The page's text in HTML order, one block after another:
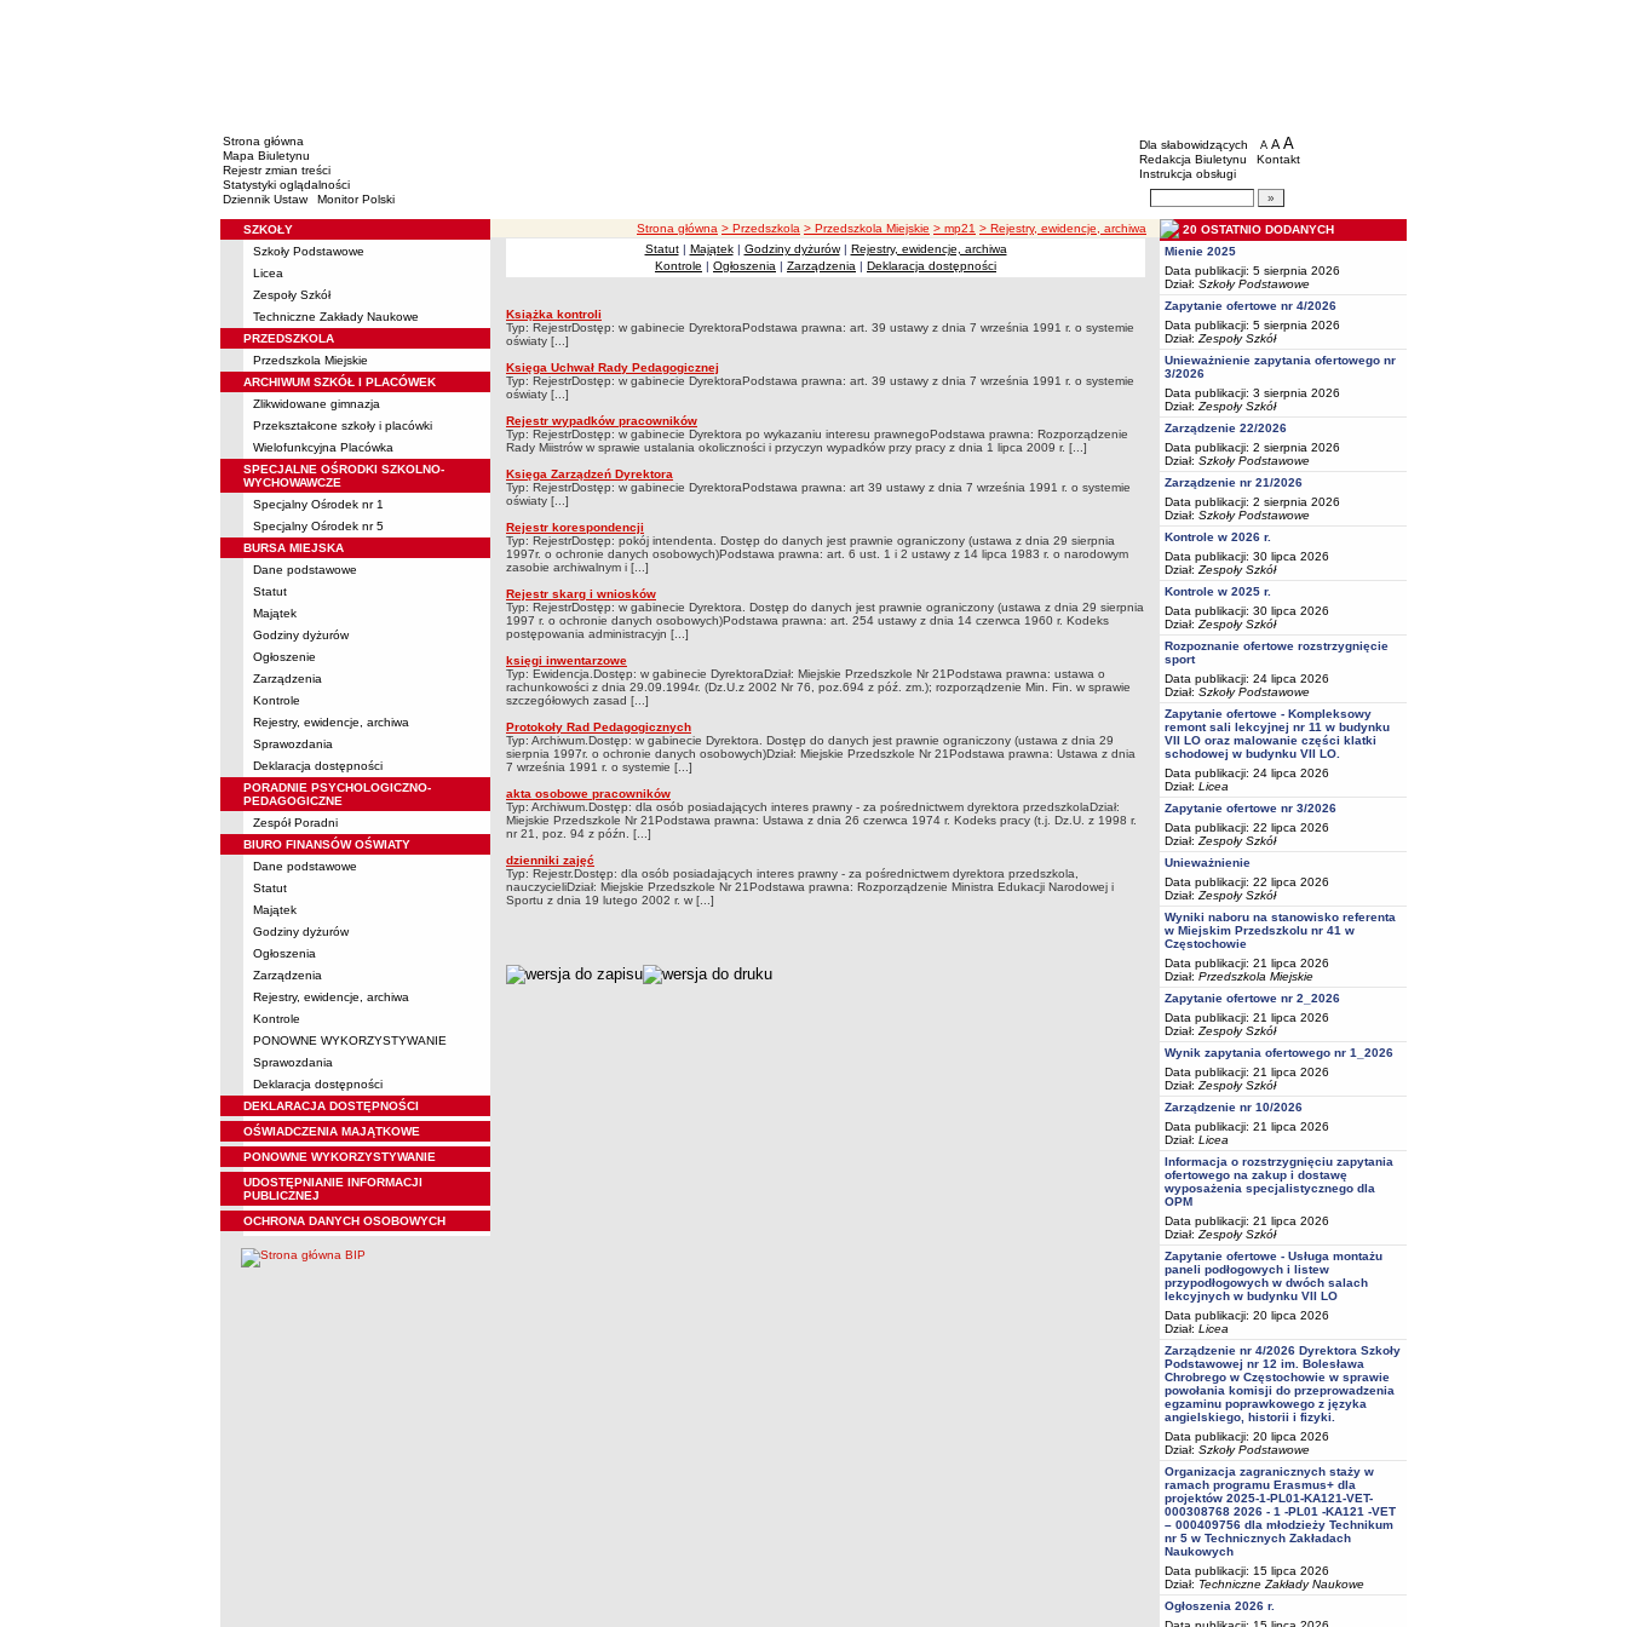
Strona główna
Mapa Biuletynu
Rejestr zmian treści
Statystyki oglądalności
Dziennik Ustaw
Monitor Polski
BIP - Oświata Częstochowa
Menu dodatkowe
Dla słabowidzących A pomniejsz czcionkę
A standardowy rozmiar czcionki
A
Redakcja Biuletynu
Kontakt
Instrukcja obsługi
Wyszukiwarka artykułów
Menu
SZKOŁY
Szkoły Podstawowe
Licea
Zespoły Szkół
Techniczne Zakłady Naukowe
PRZEDSZKOLA
Przedszkola Miejskie
ARCHIWUM SZKÓŁ I PLACÓWEK
Zlikwidowane gimnazja
Przekształcone szkoły i placówki
Wielofunkcyjna Placówka
SPECJALNE OŚRODKI SZKOLNO-
WYCHOWAWCZE
Specjalny Ośrodek nr 1
Specjalny Ośrodek nr 5
BURSA MIEJSKA
Dane podstawowe
Statut
Majątek
Godziny dyżurów
Ogłoszenie
Zarządzenia
Kontrole
Rejestry, ewidencje, archiwa
Sprawozdania
Deklaracja dostępności
PORADNIE PSYCHOLOGICZNO-
PEDAGOGICZNE
Zespół Poradni
BIURO FINANSÓW OŚWIATY
Dane podstawowe
Statut
Majątek
Godziny dyżurów
Ogłoszenia
Zarządzenia
Rejestry, ewidencje, archiwa
Kontrole
PONOWNE WYKORZYSTYWANIE
Sprawozdania
Deklaracja dostępności
DEKLARACJA DOSTĘPNOŚCI
OŚWIADCZENIA MAJĄTKOWE
PONOWNE WYKORZYSTYWANIE
UDOSTĘPNIANIE INFORMACJI
PUBLICZNEJ
OCHRONA DANYCH OSOBOWYCH
ścieżka nawigacji
Strona główna > Przedszkola > Przedszkola Miejskie > mp21 > Rejestry, ewidencje, archiwa
Rejestry, ewidencje, archiwaStatut| Majątek| Godziny dyżurów| Rejestry, ewidencje, archiwa
Kontrole | Ogłoszenia | Zarządzenia | Deklaracja dostępności
Rejestry, ewidencje, archiwa
Książka kontroli
Typ: RejestrDostęp: w gabinecie DyrektoraPodstawa prawna: art. 39 ustawy z dnia 7 września 1991 r. o systemie
oświaty [...]
Księga Uchwał Rady Pedagogicznej
Typ: RejestrDostęp: w gabinecie DyrektoraPodstawa prawna: art. 39 ustawy z dnia 7 września 1991 r. o systemie
oświaty [...]
Rejestr wypadków pracowników
Typ: RejestrDostęp: w gabinecie Dyrektora po wykazaniu interesu prawnegoPodstawa prawna: Rozporządzenie
Rady Miistrów w sprawie ustalania okoliczności i przyczyn wypadków przy pracy z dnia 1 lipca 2009 r. [...]
Księga Zarządzeń Dyrektora
Typ: RejestrDostęp: w gabinecie DyrektoraPodstawa prawna: art 39 ustawy z dnia 7 września 1991 r. o systemie
oświaty [...]
Rejestr korespondencji
Typ: RejestrDostęp: pokój intendenta. Dostęp do danych jest prawnie ograniczony (ustawa z dnia 29 sierpnia
1997r. o ochronie danych osobowych)Podstawa prawna: art. 6 ust. 1 i 2 ustawy z 14 lipca 1983 r. o narodowym
zasobie archiwalnym i [...]
Rejestr skarg i wniosków
Typ: RejestrDostęp: w gabinecie Dyrektora. Dostęp do danych jest prawnie ograniczony (ustawa z dnia 29 sierpnia
1997 r. o ochronie danych osobowych)Podstawa prawna: art. 254 ustawy z dnia 14 czerwca 1960 r. Kodeks
postępowania administracyjn [...]
księgi inwentarzowe
Typ: Ewidencja.Dostęp: w gabinecie DyrektoraDział: Miejskie Przedszkole Nr 21Podstawa prawna: ustawa o
rachunkowości z dnia 29.09.1994r. (Dz.U.z 2002 Nr 76, poz.694 z póź. zm.); rozporządzenie Min. Fin. w sprawie
szczegółowych zasad [...]
Protokoły Rad Pedagogicznych
Typ: Archiwum.Dostęp: w gabinecie Dyrektora. Dostęp do danych jest prawnie ograniczony (ustawa z dnia 29
sierpnia 1997r. o ochronie danych osobowych)Dział: Miejskie Przedszkole Nr 21Podstawa prawna: Ustawa z dnia
7 września 1991 r. o systemie [...]
akta osobowe pracowników
Typ: Archiwum.Dostęp: dla osób posiadających interes prawny - za pośrednictwem dyrektora przedszkolaDział:
Miejskie Przedszkole Nr 21Podstawa prawna: Ustawa z dnia 26 czerwca 1974 r. Kodeks pracy (t.j. Dz.U. z 1998 r.
nr 21, poz. 94 z późn. [...]
dzienniki zajęć
Typ: Rejestr.Dostęp: dla osób posiadających interes prawny - za pośrednictwem dyrektora przedszkola,
nauczycieliDział: Miejskie Przedszkole Nr 21Podstawa prawna: Rozporządzenie Ministra Edukacji Narodowej i
Sportu z dnia 19 lutego 2002 r. w [...]
metryczka
20 OSTATNIO DODANYCH
Mienie 2025
Data publikacji: 5 sierpnia 2026
Dział: Szkoły Podstawowe
Zapytanie ofertowe nr 4/2026
Data publikacji: 5 sierpnia 2026
Dział: Zespoły Szkół
Unieważnienie zapytania ofertowego nr
3/2026
Data publikacji: 3 sierpnia 2026
Dział: Zespoły Szkół
Zarządzenie 22/2026
Data publikacji: 2 sierpnia 2026
Dział: Szkoły Podstawowe
Zarządzenie nr 21/2026
Data publikacji: 2 sierpnia 2026
Dział: Szkoły Podstawowe
Kontrole w 2026 r.
Data publikacji: 30 lipca 2026
Dział: Zespoły Szkół
Kontrole w 2025 r.
Data publikacji: 30 lipca 2026
Dział: Zespoły Szkół
Rozpoznanie ofertowe rozstrzygnięcie
sport
Data publikacji: 24 lipca 2026
Dział: Szkoły Podstawowe
Zapytanie ofertowe - Kompleksowy
remont sali lekcyjnej nr 11 w budynku
VII LO oraz malowanie części klatki
schodowej w budynku VII LO.
Data publikacji: 24 lipca 2026
Dział: Licea
Zapytanie ofertowe nr 3/2026
Data publikacji: 22 lipca 2026
Dział: Zespoły Szkół
Unieważnienie
Data publikacji: 22 lipca 2026
Dział: Zespoły Szkół
Wyniki naboru na stanowisko referenta
w Miejskim Przedszkolu nr 41 w
Częstochowie
Data publikacji: 21 lipca 2026
Dział: Przedszkola Miejskie
Zapytanie ofertowe nr 2_2026
Data publikacji: 21 lipca 2026
Dział: Zespoły Szkół
Wynik zapytania ofertowego nr 1_2026
Data publikacji: 21 lipca 2026
Dział: Zespoły Szkół
Zarządzenie nr 10/2026
Data publikacji: 21 lipca 2026
Dział: Licea
Informacja o rozstrzygnięciu zapytania
ofertowego na zakup i dostawę
wyposażenia specjalistycznego dla
OPM
Data publikacji: 21 lipca 2026
Dział: Zespoły Szkół
Zapytanie ofertowe - Usługa montażu
paneli podłogowych i listew
przypodłogowych w dwóch salach
lekcyjnych w budynku VII LO
Data publikacji: 20 lipca 2026
Dział: Licea
Zarządzenie nr 4/2026 Dyrektora Szkoły
Podstawowej nr 12 im. Bolesława
Chrobrego w Częstochowie w sprawie
powołania komisji do przeprowadzenia
egzaminu poprawkowego z języka
angielskiego, historii i fizyki.
Data publikacji: 20 lipca 2026
Dział: Szkoły Podstawowe
Organizacja zagranicznych staży w
ramach programu Erasmus+ dla
projektów 2025-1-PL01-KA121-VET-
000308768 2026 - 1 -PL01 -KA121 -VET
– 000409756 dla młodzieży Technikum
nr 5 w Technicznych Zakładach
Naukowych
Data publikacji: 15 lipca 2026
Dział: Techniczne Zakłady Naukowe
Ogłoszenia 2026 r.